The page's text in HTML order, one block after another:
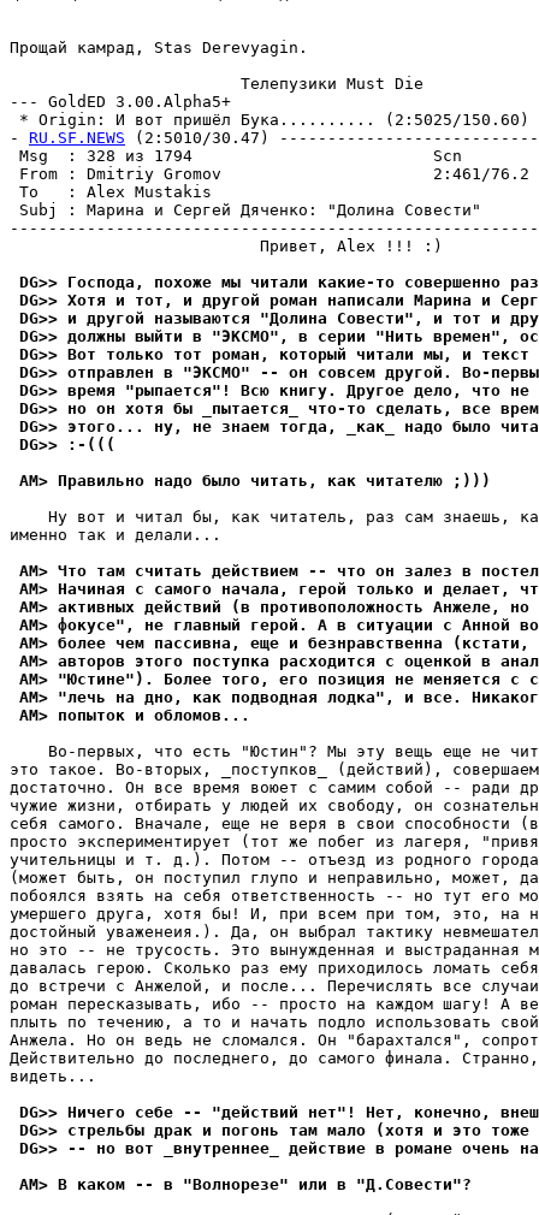
Прощай камрад, Stas Derevyagin.
                        Телепузики Must Die
--- GoldED 3.00.Alpha5+
* Origin: И вот пришёл Бука.......... (2:5025/150.60)
- RU.SF.NEWS (2:5010/30.47)
Msg  : 328 из 1794
From : Dmitriy Gromov                      2:461/76.2
To   : Alex Mustakis
Subj : Марина и Сергей Дяченко:
                          Привет, Alex !!! :)
DG>> Господа, похоже мы читали какие-то совершенно
DG>> Хотя и тот, и другой роман написали Марина и
DG>> и другой называются "Долина Совести", и тот и
DG>> должны выйти в "ЭКСМО", в серии "Нить времен",
DG>> Вот только тот роман, который читали мы, и текст
DG>> отправлен в "ЭКСМО" -- он совсем другой. Во-
DG>> время "рыпается"! Всю книгу. Другое дело, что не
DG>> но он хотя бы _пытается_ что-то сделать, все
DG>> этого... ну, не знаем тогда, _как_ надо было
DG>> :-(((
AM> Правильно надо было читать, как читателю ;)))
Ну вот и читал бы, как читатель, раз сам знаешь,
именно так и делали...
AM> Что там считать действием -- что он залез в
AM> Начиная с самого начала, герой только и делает,
AM> активных действий (в противоположность Анжеле,
AM> фокусе", не главный геpой. А в ситуации с Анной
AM> более чем пассивна, еще и безнравственна (кстати,
AM> авторов этого поступка pасходится с оценкой в
AM> "Юстине"). Более того, его позиция не меняется с
AM> "лечь на дно, как подводная лодка", и все.
AM> попыток и обломов...
Во-первых, что есть "Юстин"? Мы эту вещь еще не
это такое. Во-вторых, _поступков_ (действий),
достаточно. Он все время воюет с самим собой -- ради
чужие жизни, отбирать у людей их свободу, он
себя самого. Вначале, еще не веря в свои
просто экспериментирует (тот же побег из лагеря,
учительницы и т. д.). Потом -- отъезд из родного
(может быть, он поступил глупо и неправильно, может,
побоялся взять на себя ответственность -- но тут его
умершего друга, хотя бы! И, при всем при том, это, на
достойный уваженеия.). Да, он выбрал тактику
но это -- не трусость. Это вынужденная и выстраданная
давалась герою. Сколько раз ему приходилось ломать
до встречи с Анжелой, и после... Перечислять все
роман пересказывать, ибо -- просто на каждом шагу! А
плыть по течению, а то и начать подло использовать
Анжела. Но он ведь не сломался. Он "барахтался",
Действительно до последнего, до самого финала.
видеть...
DG>> Ничего себе -- "действий нет"! Нет, конечно,
DG>> стрельбы драк и погонь там мало (хотя и это
DG>> -- но вот _внутреннее_ действие в романе очень
AM> В каком -- в "Волнорезе" или в "Д.Совести"?